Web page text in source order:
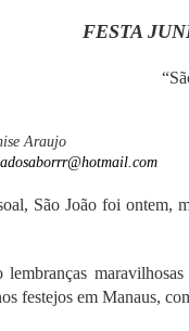
FESTA
Araujo
São João foi ontem,
lembranças
festejos em Manaus,
PAÍSES